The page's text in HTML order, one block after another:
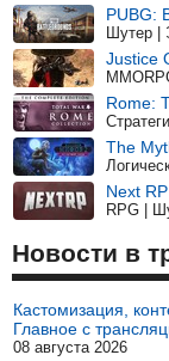
PUBG:
Шутер |
Justice
Rome:
The
Next RP
RPG |
Новости в
Кастомизация,
Главное с
08 августа 2026